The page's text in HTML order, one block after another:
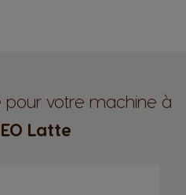
pour votre machine à
Latte